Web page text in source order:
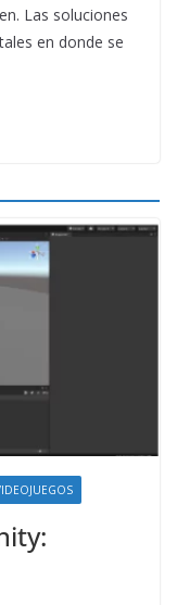
Las soluciones
en donde se